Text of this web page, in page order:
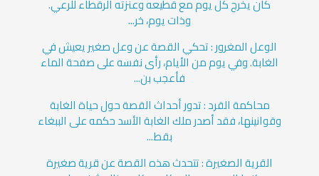
كان يخرج كل يوم مع قطيعه وعنزته الرقطاء للرعي.
وذات يوم، خر...
الوعل المغرور : تحكي القصة عن وعل صغير يعيش في
الغابة. وفي يوم من الأيام، رأى نفسه على صفحة الماء
فأعجب بن...
محاكمة القرد : تدور أحداث القصة حول حياة الغابة
وقوانينها، فقد أصدر ملك الغابة الأسد حكمه على الببغاء
بقط...
القرية الصغيرة : تتحدث هذه القصة عن قرية صغيرة